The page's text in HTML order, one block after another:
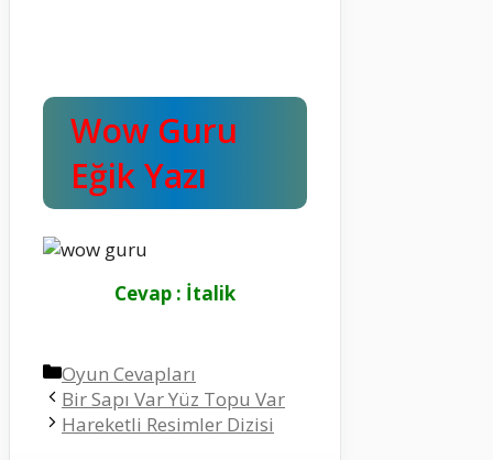
Wow Guru
Eğik Yazı
Cevap : İtalik
Kategoriler
Oyun Cevapları
Bir Sapı Var Yüz Topu Var
Hareketli Resimler Dizisi